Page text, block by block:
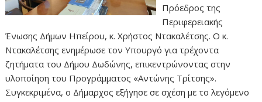
Πρόεδρος της
Περιφερειακής
Ένωσης Δήμων Ηπείρου, κ. Χρήστος Ντακαλέτσης. Ο κ.
Ντακαλέτσης ενημέρωσε τον Υπουργό για τρέχοντα
ζητήματα του Δήμου Δωδώνης, επικεντρώνοντας στην
υλοποίηση του Προγράμματος «Αντώνης Τρίτσης».
Συγκεκριμένα, ο Δήμαρχος εξήγησε σε σχέση με το λεγόμενο